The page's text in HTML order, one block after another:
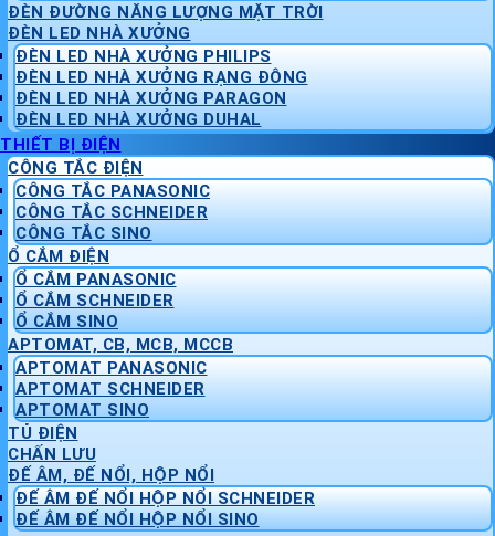
ĐÈN ĐƯỜNG NĂNG LƯỢNG MẶT TRỜI
ĐÈN LED NHÀ XƯỞNG
ĐÈN LED NHÀ XƯỞNG PHILIPS
ĐÈN LED NHÀ XƯỞNG RẠNG ĐÔNG
ĐÈN LED NHÀ XƯỞNG PARAGON
ĐÈN LED NHÀ XƯỞNG DUHAL
THIẾT BỊ ĐIỆN
CÔNG TẮC ĐIỆN
CÔNG TẮC PANASONIC
CÔNG TẮC SCHNEIDER
CÔNG TẮC SINO
Ổ CẮM ĐIỆN
Ổ CẮM PANASONIC
Ổ CẮM SCHNEIDER
Ổ CẮM SINO
APTOMAT, CB, MCB, MCCB
APTOMAT PANASONIC
APTOMAT SCHNEIDER
APTOMAT SINO
TỦ ĐIỆN
CHẤN LƯU
ĐẾ ÂM, ĐẾ NỔI, HỘP NỔI
ĐẾ ÂM ĐẾ NỔI HỘP NỔI SCHNEIDER
ĐẾ ÂM ĐẾ NỔI HỘP NỔI SINO